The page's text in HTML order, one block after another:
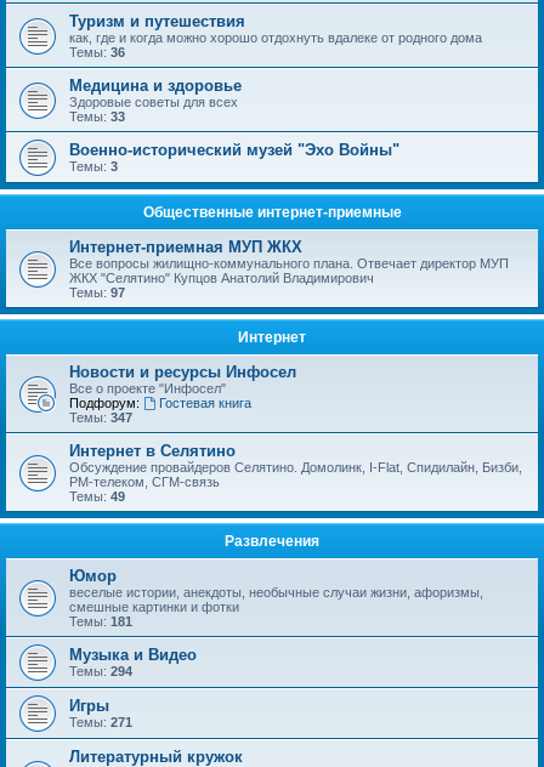
Туризм и путешествия
как, где и когда можно хорошо отдохнуть вдалеке от родного дома
Темы: 36
Медицина и здоровье
Здоровые советы для всех
Темы: 33
Военно-исторический музей "Эхо Войны"
Темы: 3
Общественные интернет-приемные
Интернет-приемная МУП ЖКХ
Все вопросы жилищно-коммунального плана. Отвечает директор МУП
ЖКХ "Селятино" Купцов Анатолий Владимирович
Темы: 97
Интернет
Новости и ресурсы Инфосел
Все о проекте "Инфосел"
Подфорум:
Гостевая книга
Темы: 347
Интернет в Селятино
Обсуждение провайдеров Селятино. Домолинк, I-Flat, Спидилайн, Бизби,
РМ-телеком, СГМ-связь
Темы: 49
Развлечения
Юмор
веселые истории, анекдоты, необычные случаи жизни, афоризмы,
смешные картинки и фотки
Темы: 181
Музыка и Видео
Темы: 294
Игры
Темы: 271
Литературный кружок